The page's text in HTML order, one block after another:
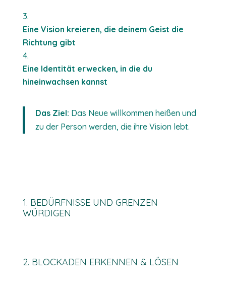
Eine Vision kreieren, die deinem Geist die
Richtung gibt
Eine Identität erwecken, in die du
hineinwachsen kannst
Das Ziel: Das Neue willkommen heißen und
zu der Person werden, die ihre Vision lebt.
1. BEDÜRFNISSE UND GRENZEN
WÜRDIGEN
2. BLOCKADEN ERKENNEN & LÖSEN